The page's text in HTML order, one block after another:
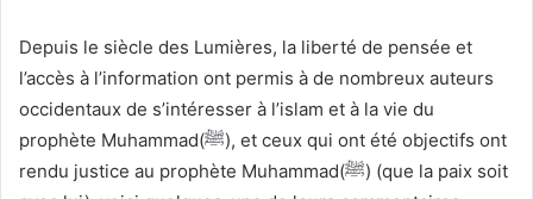
Depuis le siècle des Lumières, la liberté de pensée et
l’accès à l’information ont permis à de nombreux auteurs
occidentaux de s’intéresser à l’islam et à la vie du
prophète Muhammad(ﷺ), et ceux qui ont été objectifs ont
rendu justice au prophète Muhammad(ﷺ) (que la paix soit